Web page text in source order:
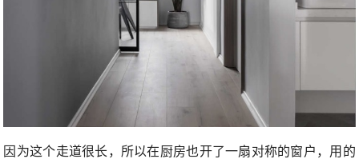
因为这个走道很长，所以在厨房也开了一扇对称的窗户，用的